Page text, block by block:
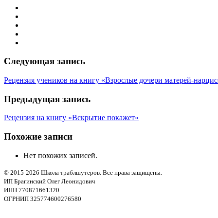
Следующая запись
Рецензия учеников на книгу «Взрослые дочери матерей-
Предыдущая запись
Рецензия на книгу «Вскрытие покажет»
Похожие записи
Нет похожих записей.
© 2015-2026 Школа траблшутеров. Все права защищены.
ИП Брагинский Олег Леонидович
ИНН 770871661320
ОГРНИП 325774600276580